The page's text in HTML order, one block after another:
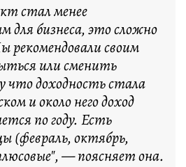
стал менее
для бизнеса, это сложно
своим
или сменить
что доходность стала
и около него доход
по году. Есть
(февраль, октябрь,
— поясняет она.